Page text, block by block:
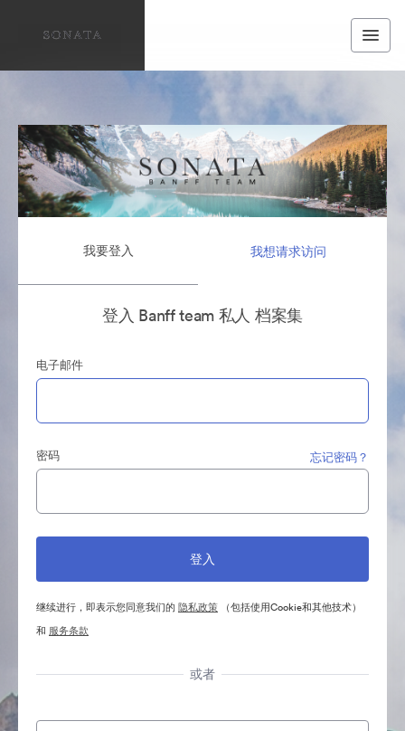
我要登入 我想请求访问
登入 Banff team 私人 档案集
电子邮件
密码 忘记密码？
继续进行，即表示您同意我们的 隐私政策 （包括使用Cookie和其他技术）
和 服务条款
或者